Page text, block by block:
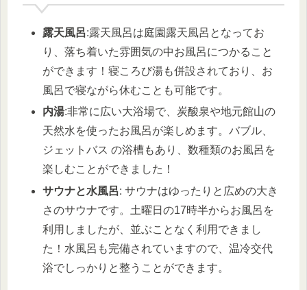
露天風呂:露天風呂は庭園露天風呂となってお
り、落ち着いた雰囲気の中お風呂につかること
ができます！寝ころび湯も併設されており、お
風呂で寝ながら休むことも可能です。
内湯:非常に広い大浴場で、炭酸泉や地元館山の
天然水を使ったお風呂が楽しめます。バブル、
ジェットバス の浴槽もあり、数種類のお風呂を
楽しむことができました！
サウナと水風呂: サウナはゆったりと広めの大き
さのサウナです。土曜日の17時半からお風呂を
利用しましたが、並ぶことなく利用できまし
た！水風呂も完備されていますので、温冷交代
浴でしっかりと整うことができます。